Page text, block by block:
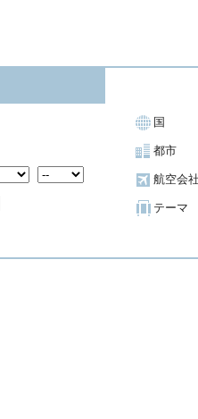
国
都市
航空会社
テーマ